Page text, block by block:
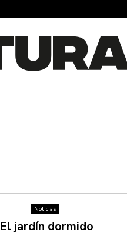
Noticias
El jardín dormido